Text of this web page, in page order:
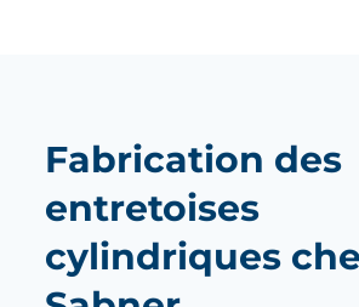
Fabrication des
entretoises
cylindriques